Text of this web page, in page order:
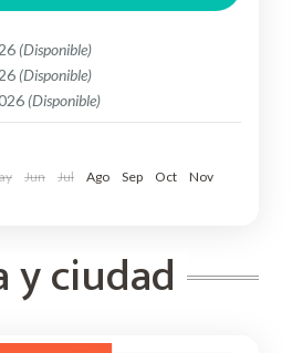
(Disponible)
(Disponible)
(Disponible)
Jun Jul Ago Sep Oct
Nov
y ciudad